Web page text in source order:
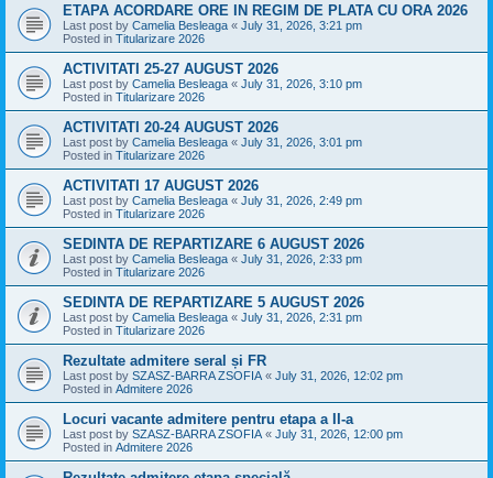
ETAPA ACORDARE ORE IN REGIM DE PLATA CU ORA 2026
Last post by Camelia Besleaga « July 31, 2026, 3:21 pm
Posted in Titularizare 2026
ACTIVITATI 25-27 AUGUST 2026
Last post by Camelia Besleaga « July 31, 2026, 3:10 pm
Posted in Titularizare 2026
ACTIVITATI 20-24 AUGUST 2026
Last post by Camelia Besleaga « July 31, 2026, 3:01 pm
Posted in Titularizare 2026
ACTIVITATI 17 AUGUST 2026
Last post by Camelia Besleaga « July 31, 2026, 2:49 pm
Posted in Titularizare 2026
SEDINTA DE REPARTIZARE 6 AUGUST 2026
Last post by Camelia Besleaga « July 31, 2026, 2:33 pm
Posted in Titularizare 2026
SEDINTA DE REPARTIZARE 5 AUGUST 2026
Last post by Camelia Besleaga « July 31, 2026, 2:31 pm
Posted in Titularizare 2026
Rezultate admitere seral și FR
Last post by SZASZ-BARRA ZSOFIA « July 31, 2026, 12:02 pm
Posted in Admitere 2026
Locuri vacante admitere pentru etapa a II-a
Last post by SZASZ-BARRA ZSOFIA « July 31, 2026, 12:00 pm
Posted in Admitere 2026